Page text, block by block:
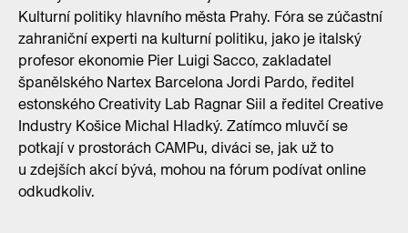
Kulturní politiky hlavního města Prahy. Fóra se zúčastní
zahraniční experti na kulturní politiku, jako je italský
profesor ekonomie Pier Luigi Sacco, zakladatel
španělského Nartex Barcelona Jordi Pardo, ředitel
estonského Creativity Lab Ragnar Siil a ředitel Creative
Industry Košice Michal Hladký. Zatímco mluvčí se
potkají v prostorách CAMPu, diváci se, jak už to
u zdejších akcí bývá, mohou na fórum podívat online
odkudkoliv.